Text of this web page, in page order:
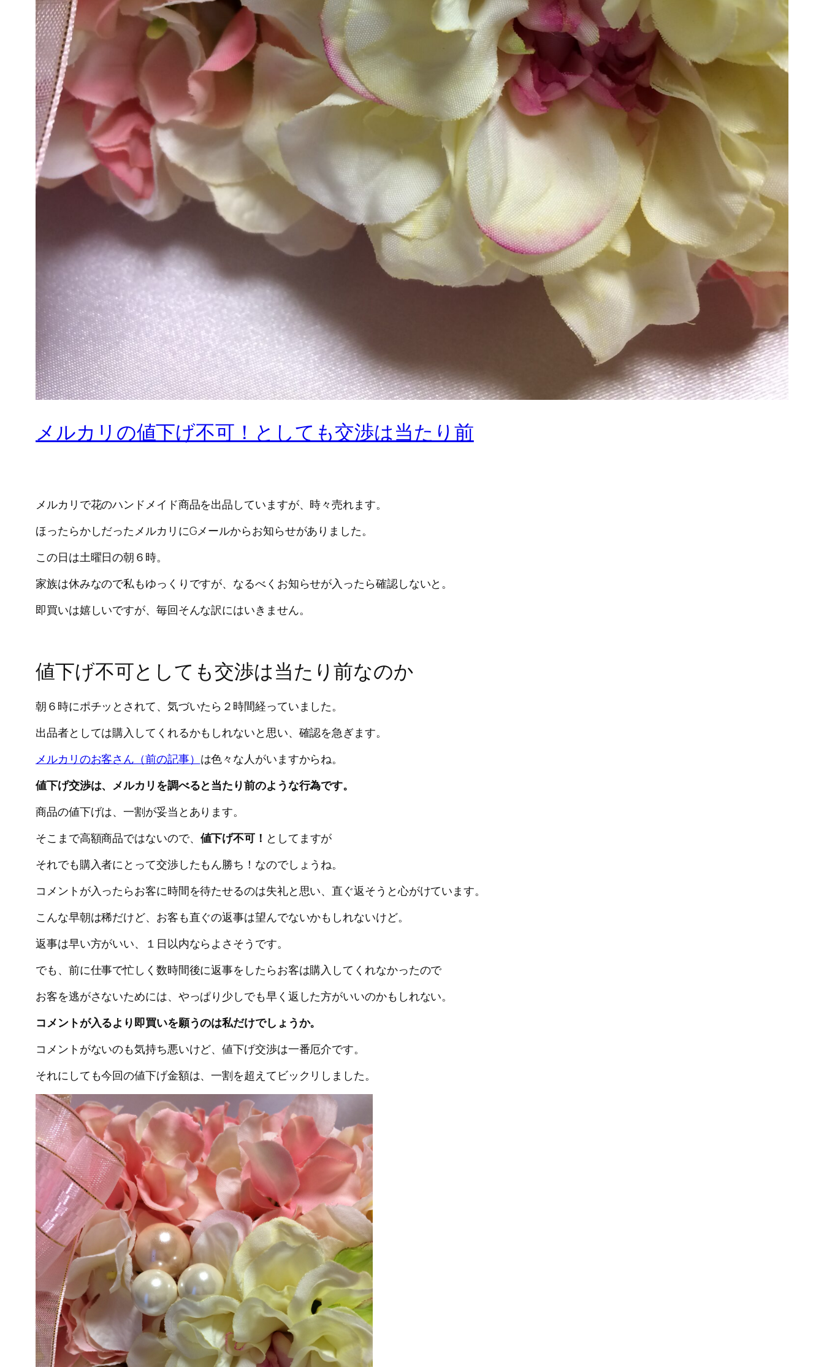
メルカリの値下げ不可！としても交渉は当たり前
メルカリで花のハンドメイド商品を出品していますが、時々売れます。
ほったらかしだったメルカリにGメールからお知らせがありました。
この日は土曜日の朝６時。
家族は休みなので私もゆっくりですが、なるべくお知らせが入ったら確認しないと。
即買いは嬉しいですが、毎回そんな訳にはいきません。
値下げ不可としても交渉は当たり前なのか
朝６時にポチッとされて、気づいたら２時間経っていました。
出品者としては購入してくれるかもしれないと思い、確認を急ぎます。
メルカリのお客さん（前の記事） は色々な人がいますからね。
値下げ交渉は、メルカリを調べると当たり前のような行為です。
商品の値下げは、一割が妥当とあります。
そこまで高額商品ではないので、 値下げ不可！ としてますが
それでも購入者にとって交渉したもん勝ち！なのでしょうね。
コメントが入ったらお客に時間を待たせるのは失礼と思い、直ぐ返そうと心がけています。
こんな早朝は稀だけど、お客も直ぐの返事は望んでないかもしれないけど。
返事は早い方がいい、１日以内ならよさそうです。
でも、前に仕事で忙しく数時間後に返事をしたらお客は購入してくれなかったので
お客を逃がさないためには、やっぱり少しでも早く返した方がいいのかもしれない。
コメントが入るより即買いを願うのは私だけでしょうか。
コメントがないのも気持ち悪いけど、値下げ交渉は一番厄介です。
それにしても今回の値下げ金額は、一割を超えてビックリしました。